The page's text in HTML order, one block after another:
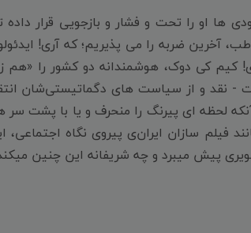
او را تحت و فشار و بازجویی قرار داده
آخرین ضربه را می پذیریم؛ که آری!
کیم کی دوک، هوشمندانه دو کشور را «هم
نقد و از سیاست های دگماتیستی‌شان
لحظه ای پیرنگ را منحرف و یا با پشت سر
فیلم سازان ایران‌ی پیروی نگاه اجتماعی،
پیش میبرد و چه شریفانه این چنین